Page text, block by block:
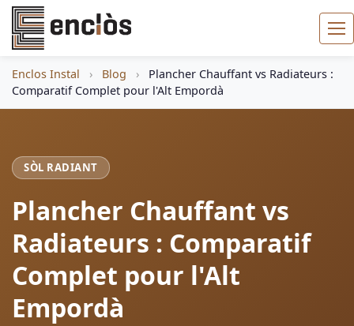
Enclos Instal › Blog ›
Plancher Chauffant vs Radiateurs :
Comparatif Complet pour l'Alt Empordà
SÒL RADIANT
Plancher Chauffant vs
Radiateurs : Comparatif
Complet pour l'Alt
Empordà